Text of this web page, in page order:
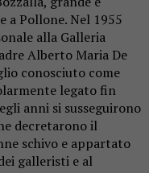
a Pollone. Nel 1955
alla Galleria
Alberto Maria De
conosciuto come
legato fin
anni si susseguirono
decretarono il
schivo e appartato
galleristi e al